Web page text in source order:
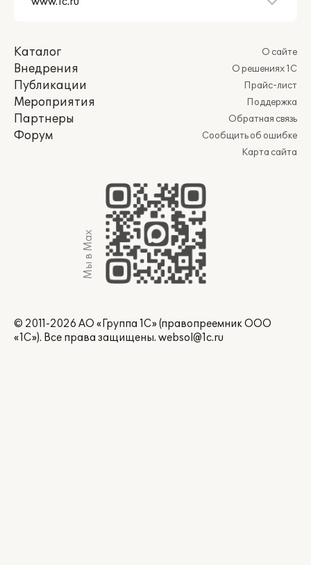
Каталог
Внедрения
Публикации
Мероприятия
Партнеры
Форум
О сайте
О решениях 1С
Прайс-лист
Поддержка
Обратная связь
Сообщить об ошибке
Карта сайта
Мы в Max
© 2011-2026 АО «Группа 1С» (правопреемник ООО
«1С»). Все права защищены. websol@1c.ru